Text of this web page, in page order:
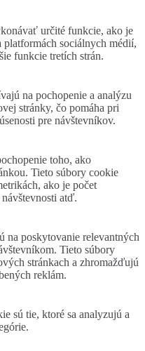
určité funkcie, ako je
sociálnych médií,
funkcie tretích strán.
na pochopenie a analýzu
stránky, čo pomáha pri
pre návštevníkov.
toho, ako
Tieto súbory cookie
ako je počet
atď.
na poskytovanie relevantných
Tieto súbory
stránkach a zhromažďujú
reklám.
sú tie, ktoré sa analyzujú a